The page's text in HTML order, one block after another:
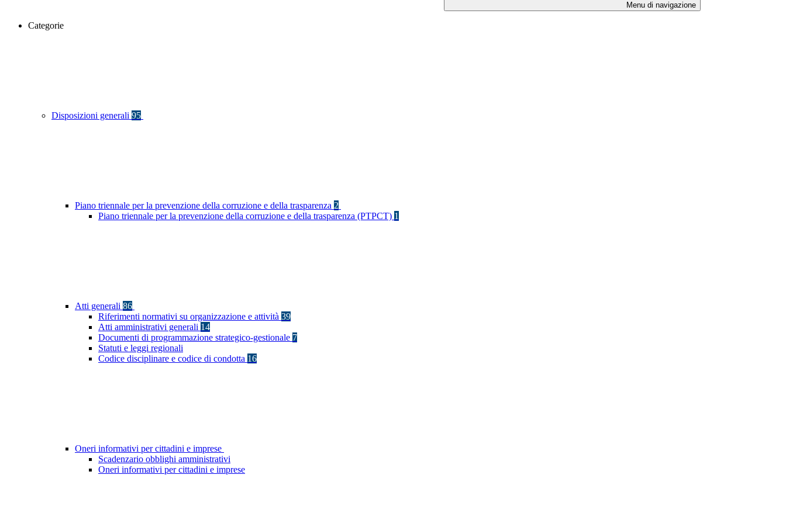
Menu di navigazione
Categorie
Disposizioni generali 95
Piano triennale per la prevenzione della corruzione e della trasparenza 2
Piano triennale per la prevenzione della corruzione e della trasparenza (PTPCT) 1
Atti generali 86
Riferimenti normativi su organizzazione e attività 39
Atti amministrativi generali 14
Documenti di programmazione strategico-gestionale 7
Statuti e leggi regionali
Codice disciplinare e codice di condotta 16
Oneri informativi per cittadini e imprese
Scadenzario obblighi amministrativi
Oneri informativi per cittadini e imprese